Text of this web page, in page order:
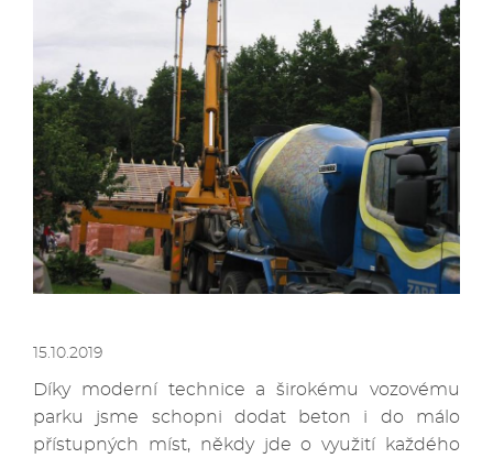
15.10.2019
Díky moderní technice a širokému vozovému
parku jsme schopni dodat beton i do málo
přístupných míst, někdy jde o využití každého